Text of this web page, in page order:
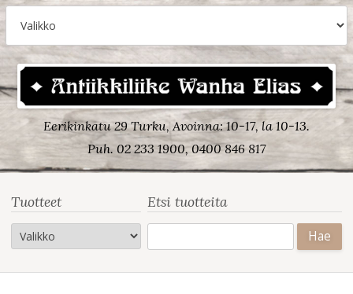
Eerikinkatu 29 Turku, Avoinna: 10-17, la 10-13.
Puh. 02 233 1900, 0400 846 817
Tuotteet Etsi tuotteita